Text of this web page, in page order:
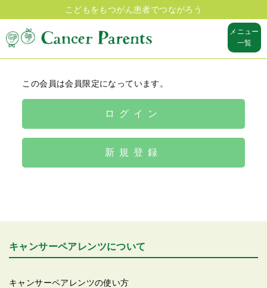
こどもをもつがん患者でつながろう
メニュー
一覧
この会員は会員限定になっています。
ログイン
新規登録
キャンサーペアレンツについて
キャンサーペアレンツの使い方